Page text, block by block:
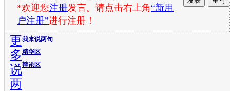
*欢迎您注册发言。请点击右上角“新用
户注册”进行注册！
我来说两句
精华区
辩论区
更
多
说
两